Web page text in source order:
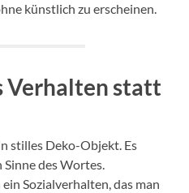
künstlich zu erscheinen.
Verhalten statt
stilles Deko-Objekt. Es
des Wortes.
Sozialverhalten, das man